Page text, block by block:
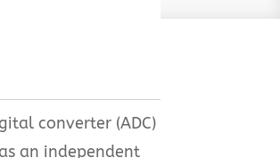
converter (ADC)
an independent